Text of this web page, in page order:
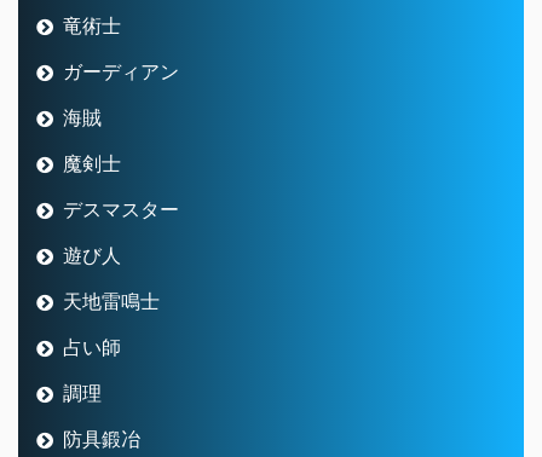
竜術士
ガーディアン
海賊
魔剣士
デスマスター
遊び人
天地雷鳴士
占い師
調理
防具鍛冶